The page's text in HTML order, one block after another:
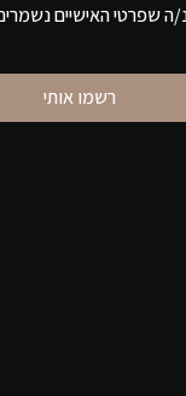
ה שפרטי האישיים
רשמו אותי